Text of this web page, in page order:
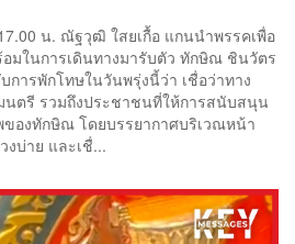
น. ณัฐวุฒิ ใสยเกื้อ แกนนำพรรคเพื่อ
มในการเดินทางมารับตัว ทักษิณ ชินวัตร
การพักโทษในวันพรุ่งนี้ว่า เชื่อว่าทาง
นตรี รวมถึงประชาชนที่ให้การสนับสนุน
องทักษิณ โดยบรรยากาศบริเวณหน้า
งบ่าย และเชื่...